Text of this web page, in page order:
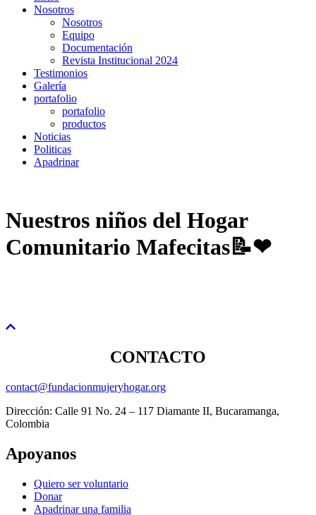
Nosotros
Nosotros
Equipo
Documentación
Revista Institucional 2024
Testimonios
Galería
portafolio
portafolio
productos
Noticias
Politicas
Apadrinar
Nuestros niños del Hogar
Comunitario Mafecitas📝❤
CONTACTO
contact@fundacionmujeryhogar.org
Dirección: Calle 91 No. 24 – 117 Diamante II, Bucaramanga,
Colombia
Apoyanos
Quiero ser voluntario
Donar
Apadrinar una familia